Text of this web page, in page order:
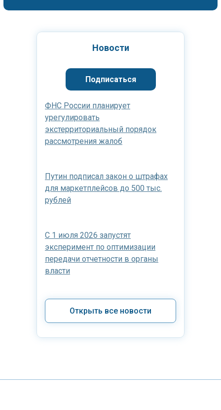
Новости
Подписаться
ФНС России планирует
урегулировать
экстерриториальный порядок
рассмотрения жалоб
Путин подписал закон о штрафах
для маркетплейсов до 500 тыс.
рублей
С 1 июля 2026 запустят
эксперимент по оптимизации
передачи отчетности в органы
власти
Открыть все новости